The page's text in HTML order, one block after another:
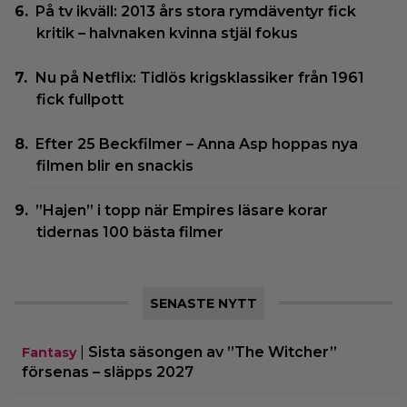
På tv ikväll: 2013 års stora rymdäventyr fick
kritik – halvnaken kvinna stjäl fokus
Nu på Netflix: Tidlös krigsklassiker från 1961
fick fullpott
Efter 25 Beckfilmer – Anna Asp hoppas nya
filmen blir en snackis
”Hajen” i topp när Empires läsare korar
tidernas 100 bästa filmer
SENASTE NYTT
Fantasy| Sista säsongen av ”The Witcher”
försenas – släpps 2027